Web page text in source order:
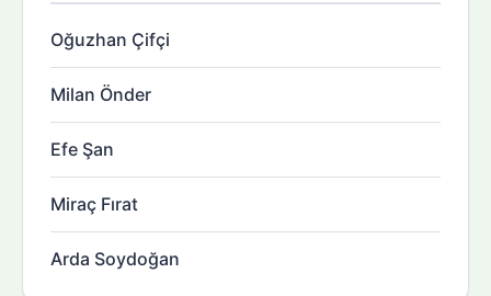
Oğuzhan Çifçi
Milan Önder
Efe Şan
Miraç Fırat
Arda Soydoğan